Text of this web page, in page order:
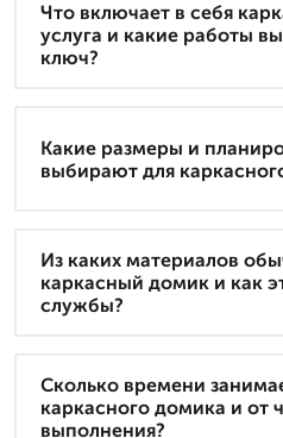
Что включает в себя
услуга и какие работы
ключ?
Какие размеры и
выбирают для
Из каких материалов
каркасный домик и как
службы?
Сколько времени
каркасного домика и от
выполнения?